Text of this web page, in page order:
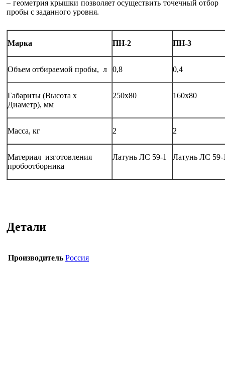
– геометрия крышки позволяет осуществить точечный отбор
пробы с заданного уровня.
Марка ПН-2 ПН-3
Объем отбираемой пробы, л 0,8 0,4
Габариты (Высота х
Диаметр), мм
250х80 160х80
Масса, кг 2 2
Материал изготовления
пробоотборника
Латунь ЛС 59-1 Латунь ЛС 59-
Детали
Производитель Россия